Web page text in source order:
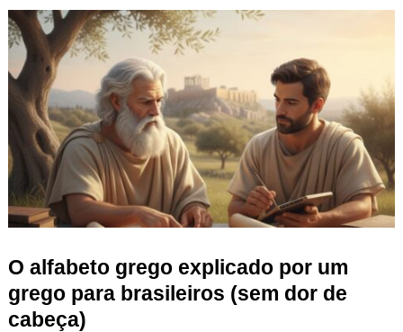
O alfabeto grego explicado por um
grego para brasileiros (sem dor de
cabeça)